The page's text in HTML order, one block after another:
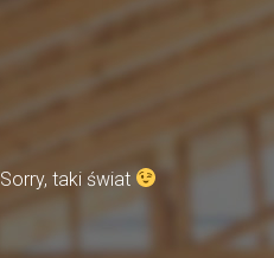
Sorry, taki świat